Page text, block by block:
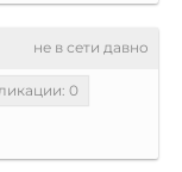
не в сети давно
0